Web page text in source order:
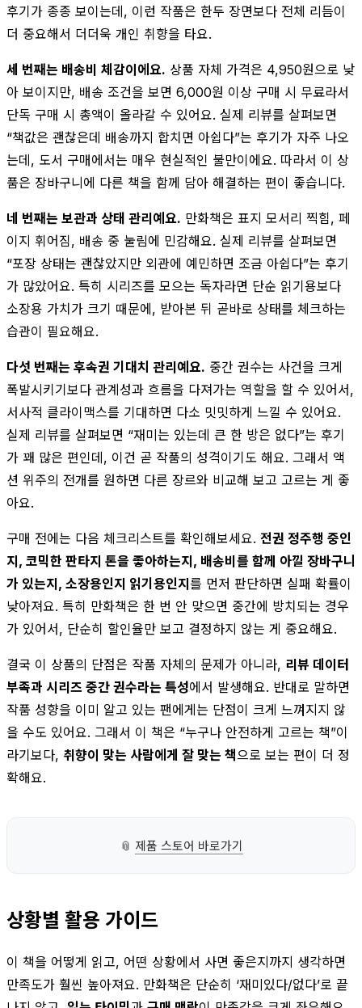
후기가 종종 보이는데, 이런 작품은 한두 장면보다 전체 리듬이
더 중요해서 더더욱 개인 취향을 타요.
세 번째는 배송비 체감이에요. 상품 자체 가격은 4,950원으로 낮
아 보이지만, 배송 조건을 보면 6,000원 이상 구매 시 무료라서
단독 구매 시 총액이 올라갈 수 있어요. 실제 리뷰를 살펴보면
“책값은 괜찮은데 배송까지 합치면 아쉽다”는 후기가 자주 나오
는데, 도서 구매에서는 매우 현실적인 불만이에요. 따라서 이 상
품은 장바구니에 다른 책을 함께 담아 해결하는 편이 좋습니다.
네 번째는 보관과 상태 관리예요. 만화책은 표지 모서리 찍힘, 페
이지 휘어짐, 배송 중 눌림에 민감해요. 실제 리뷰를 살펴보면
“포장 상태는 괜찮았지만 외관에 예민하면 조금 아쉽다”는 후기
가 많았어요. 특히 시리즈를 모으는 독자라면 단순 읽기용보다
소장용 가치가 크기 때문에, 받아본 뒤 곧바로 상태를 체크하는
습관이 필요해요.
다섯 번째는 후속권 기대치 관리예요. 중간 권수는 사건을 크게
폭발시키기보다 관계성과 흐름을 다져가는 역할을 할 수 있어서,
서사적 클라이맥스를 기대하면 다소 밋밋하게 느낄 수 있어요.
실제 리뷰를 살펴보면 “재미는 있는데 큰 한 방은 없다”는 후기
가 꽤 많은 편인데, 이건 곧 작품의 성격이기도 해요. 그래서 액
션 위주의 전개를 원하면 다른 장르와 비교해 보고 고르는 게 좋
아요.
구매 전에는 다음 체크리스트를 확인해보세요. 전권 정주행 중인
지, 코믹한 판타지 톤을 좋아하는지, 배송비를 함께 아낄 장바구니
가 있는지, 소장용인지 읽기용인지를 먼저 판단하면 실패 확률이
낮아져요. 특히 만화책은 한 번 안 맞으면 중간에 방치되는 경우
가 있어서, 단순히 할인율만 보고 결정하지 않는 게 중요해요.
결국 이 상품의 단점은 작품 자체의 문제가 아니라, 리뷰 데이터
부족과 시리즈 중간 권수라는 특성에서 발생해요. 반대로 말하면
작품 성향을 이미 알고 있는 팬에게는 단점이 크게 느껴지지 않
을 수도 있어요. 그래서 이 책은 “누구나 안전하게 고르는 책”이
라기보다, 취향이 맞는 사람에게 잘 맞는 책으로 보는 편이 더 정
확해요.
📎 제품 스토어 바로가기
상황별 활용 가이드
이 책을 어떻게 읽고, 어떤 상황에서 사면 좋은지까지 생각하면
만족도가 훨씬 높아져요. 만화책은 단순히 ‘재미있다/없다’로 끝